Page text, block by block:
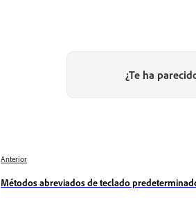
¿Te ha
Anterior
Métodos abreviados de teclado